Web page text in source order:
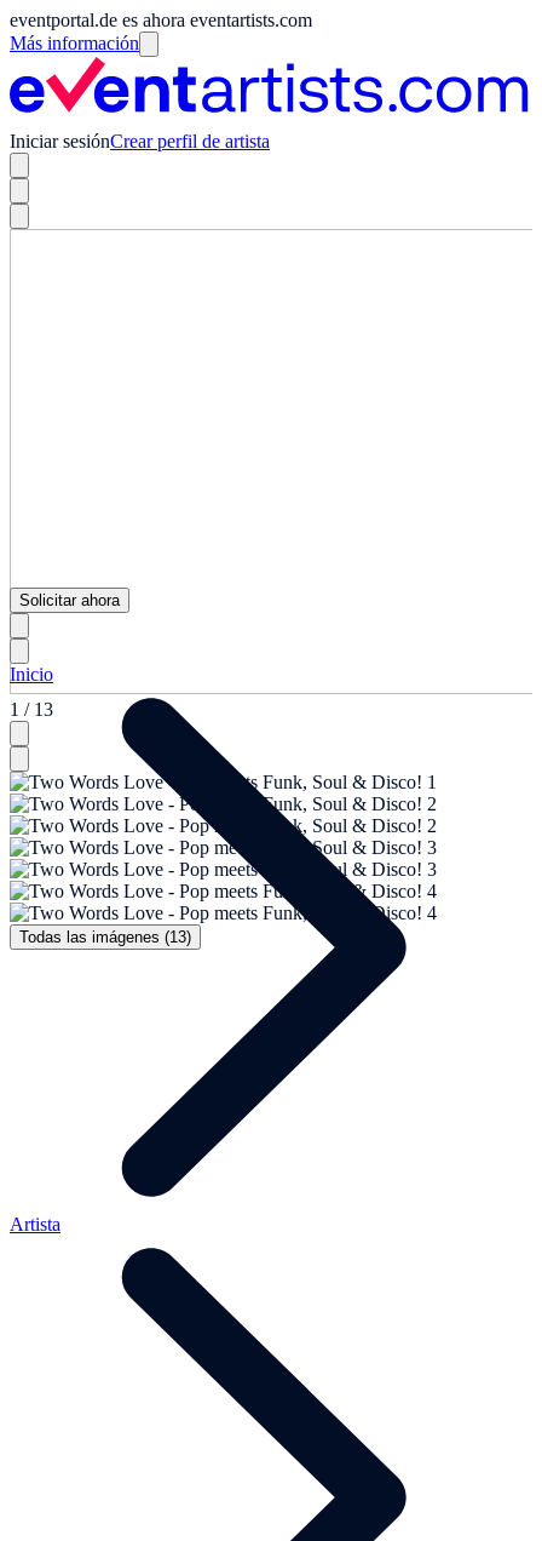
eventportal.de es ahora eventartists.com
Más información
Iniciar sesiónCrear perfil de artista
1 / 13
Todas las imágenes (13)
Solicitar ahora
Inicio
Artista